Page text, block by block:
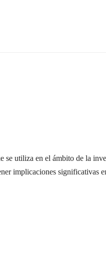
utiliza en el ámbito de la
implicaciones significativas